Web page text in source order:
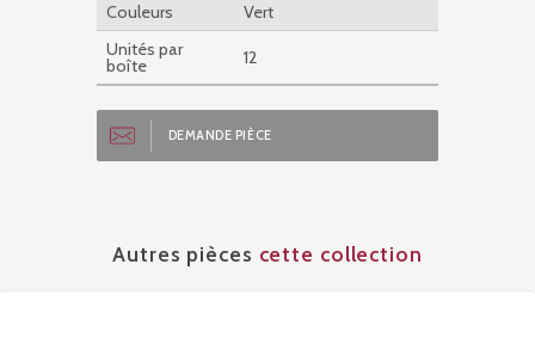
Couleurs
Vert
Unités par
boîte 12
DEMANDE PIÈCE
Autres pièces cette collection